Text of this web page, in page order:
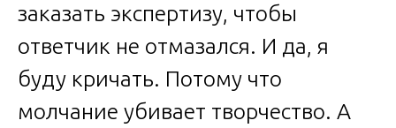
заказать экспертизу, чтобы
ответчик не отмазался. И да, я
буду кричать. Потому что
молчание убивает творчество. А